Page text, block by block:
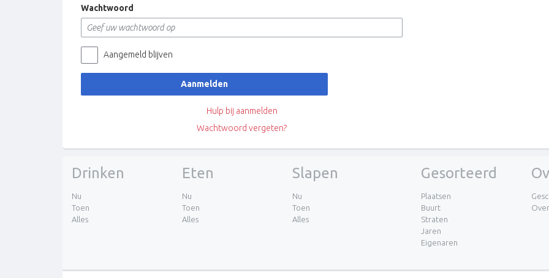
Wachtwoord
Aangemeld blijven
Aanmelden
Hulp bij aanmelden
Wachtwoord vergeten?
Drinken
Nu
Toen
Alles
Eten
Nu
Toen
Alles
Slapen
Nu
Toen
Alles
Gesorteerd
Plaatsen
Buurt
Straten
Jaren
Eigenaren
Over